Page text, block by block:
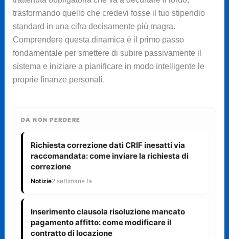
trasformando quello che credevi fosse il tuo stipendio
standard in una cifra decisamente più magra.
Comprendere questa dinamica è il primo passo
fondamentale per smettere di subire passivamente il
sistema e iniziare a pianificare in modo intelligente le
proprie finanze personali.
DA NON PERDERE
Richiesta correzione dati CRIF inesatti via
raccomandata: come inviare la richiesta di
correzione
Notizie2 settimane fa
Inserimento clausola risoluzione mancato
pagamento affitto: come modificare il
contratto di locazione